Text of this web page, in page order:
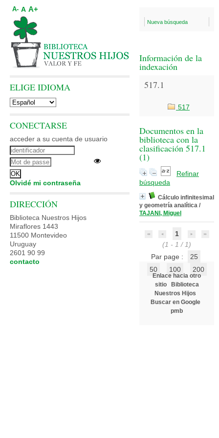
Nueva búsqueda
Información de la
indexación
517.1
517
Documentos en la
biblioteca con la
clasificación 517.1
(1)
Refinar
búsqueda
Cálculo infinitesimal
y geometría analítica /
TAJANI, Miguel
1
(1 - 1 / 1)
Par page :
25
50
100 200
Enlace hacia otro
sitio
Biblioteca
Nuestros Hijos
Buscar en Google
pmb
A- A A+
ELIGE IDIOMA
CONECTARSE
acceder a su cuenta de usuario
Olvidé mi contraseña
DIRECCIÓN
Biblioteca Nuestros Hijos
Miraflores 1443
11500 Montevideo
Uruguay
2601 90 99
contacto